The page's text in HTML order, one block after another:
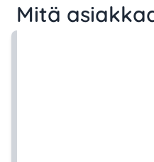
Mitä